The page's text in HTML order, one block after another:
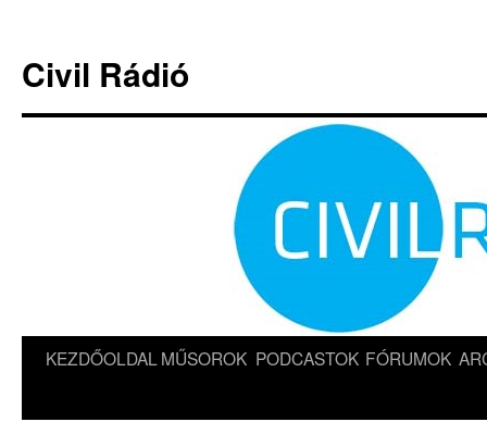
tartalomba
Civil Rádió
KEZDŐOLDAL MŰSOROK PODCASTOK FÓRUMOK